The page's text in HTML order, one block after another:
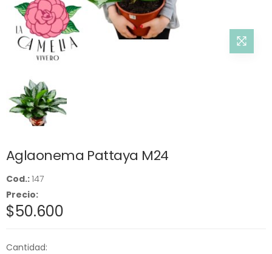
Aglaonema Pattaya M24
Cod.:147
Precio:
$50.600
Cantidad: